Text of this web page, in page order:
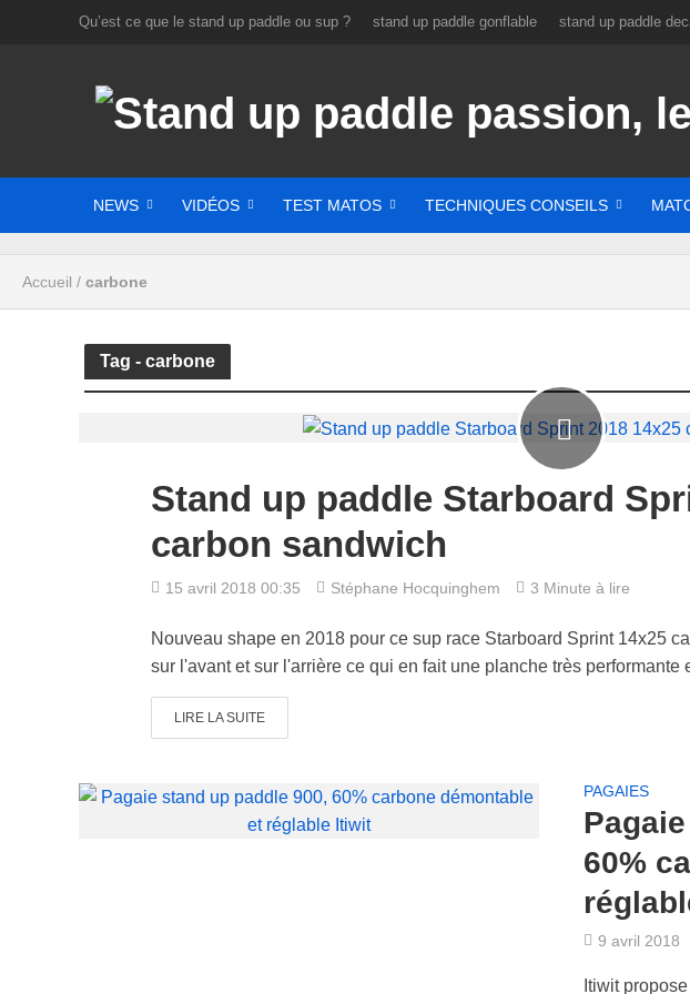
Qu’est ce que le stand up paddle ou sup ? stand up paddle gonflable stand up paddle
NEWS VIDÉOS TEST MATOS TECHNIQUES CONSEILS
Accueil / carbone
Tag - carbone
Stand up paddle Starboard
carbon sandwich
15 avril 2018 00:35 Stéphane Hocquinghem 3 Minute à lire
Nouveau shape en 2018 pour ce sup race Starboard Sprint 14x25
sur l'avant et sur l'arrière ce qui en fait une planche très performante
LIRE LA SUITE
PAGAIES
60%
9 avril 2018
Itiwit